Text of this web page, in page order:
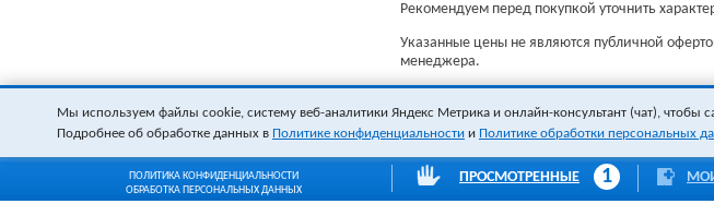
Рекомендуем перед покупкой уточнить
Указанные цены не являются публичной
менеджера.
ПОЛИТИКА КОНФИДЕНЦИАЛЬНОСТИ
ОБРАБОТКА ПЕРСОНАЛЬНЫХ ДАННЫХ
ПРОСМОТРЕННЫЕ 1
Мы используем файлы cookie, систему веб-аналитики Яндекс Метрика и онлайн-консультант (чат), чтобы
Подробнее об обработке данных в Политике конфиденциальности и Политике обработки персональных